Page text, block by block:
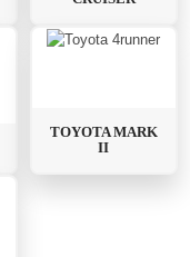
TOYOTA MARK
II